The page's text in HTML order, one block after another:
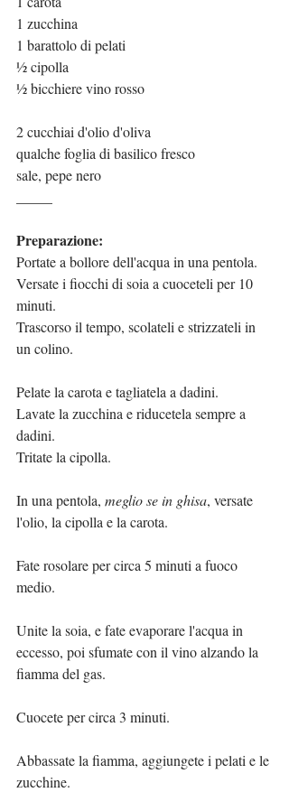
1 zucchina
1 barattolo di pelati
½ cipolla
½ bicchiere vino rosso
2 cucchiai d'olio d'oliva
qualche foglia di basilico fresco
sale, pepe nero
Preparazione:
Portate a bollore dell'acqua in una pentola.
Versate i fiocchi di soia a cuoceteli per 10
minuti.
Trascorso il tempo, scolateli e strizzateli in
un colino.
Pelate la carota e tagliatela a dadini.
Lavate la zucchina e riducetela sempre a
dadini.
Tritate la cipolla.
In una pentola, meglio se in ghisa, versate
l'olio, la cipolla e la carota.
Fate rosolare per circa 5 minuti a fuoco
medio.
Unite la soia, e fate evaporare l'acqua in
eccesso, poi sfumate con il vino alzando la
fiamma del gas.
Cuocete per circa 3 minuti.
Abbassate la fiamma, aggiungete i pelati e le
zucchine.